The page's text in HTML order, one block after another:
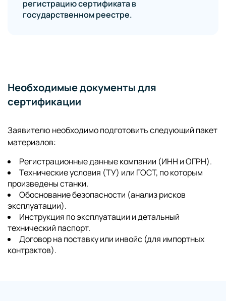
регистрацию сертификата в
государственном реестре.
Необходимые документы для
сертификации
Заявителю необходимо подготовить следующий пакет
материалов:
Регистрационные данные компании (ИНН и ОГРН).
Технические условия (ТУ) или ГОСТ, по которым
произведены станки.
Обоснование безопасности (анализ рисков
эксплуатации).
Инструкция по эксплуатации и детальный
технический паспорт.
Договор на поставку или инвойс (для импортных
контрактов).